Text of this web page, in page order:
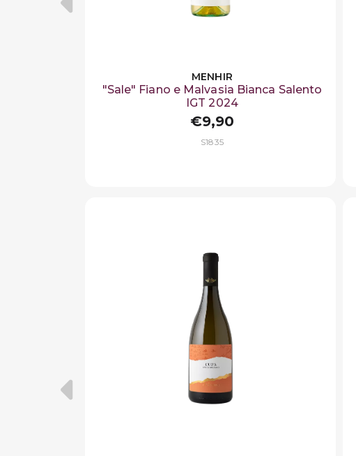
MENHIR
"Sale" Fiano e Malvasia Bianca Salento
IGT 2024
€9,90
S1835